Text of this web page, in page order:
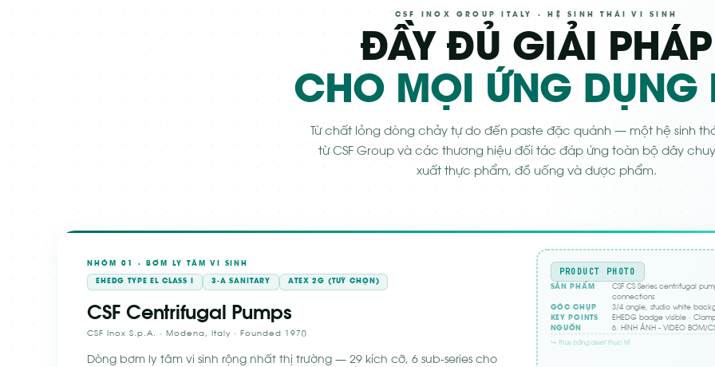
CSF INOX GROUP ITALY · HỆ SINH THÁI VI SINH
ĐẦY ĐỦ GIẢI PHÁP
CHO MỌI ỨNG DỤNG
Từ chất lỏng dòng chảy tự do đến paste đặc quánh — một hệ sinh
từ CSF Group và các thương hiệu đối tác đáp ứng toàn bộ dây
xuất thực phẩm, đồ uống và dược phẩm.
NHÓM 01 · BƠM LY TÂM VI SINH
EHEDG TYPE EL CLASS I 3-A SANITARY ATEX 2G (TUỲ CHỌN)
CSF Centrifugal Pumps
CSF Inox S.p.A. · Modena, Italy · Founded 1970
Dòng bơm ly tâm vi sinh rộng nhất thị trường — 29 kích cỡ, 6 sub-series cho
PRODUCT PHOTO
SẢN PHẨM
CSF CS Series centrifugal
connections
GÓC CHỤP
3/4 angle, studio white
KEY POINTS
EHEDG badge visible ·
NGUỒN
6. HÌNH ẢNH - VIDEO BƠM/
↳ Thay bằng asset thực tế